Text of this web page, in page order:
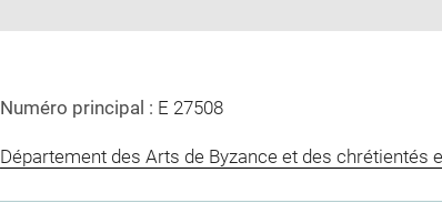
Numéro principal : E 27508
Département des Arts de Byzance et des chrétientés